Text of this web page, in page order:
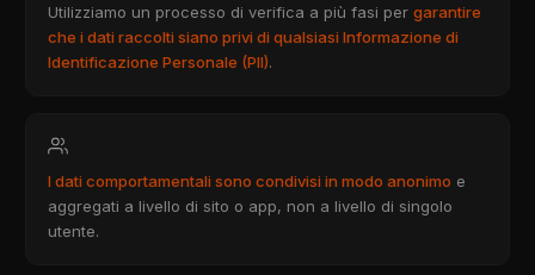
Utilizziamo un processo di verifica a più fasi per garantire
che i dati raccolti siano privi di qualsiasi Informazione di
Identificazione Personale (PII).
I dati comportamentali sono condivisi in modo anonimo e
aggregati a livello di sito o app, non a livello di singolo
utente.